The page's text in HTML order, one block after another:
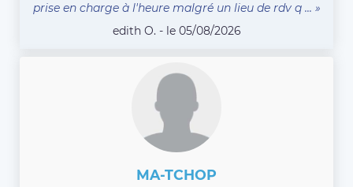
prise en charge à l'heure malgré un lieu de rdv q ... »
edith O. - le 05/08/2026
MA-TCHOP